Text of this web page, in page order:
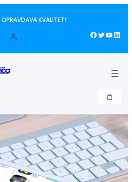
KVALITET!
Facebook Twitter YouTube LinkedIn